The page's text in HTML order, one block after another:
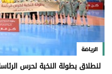
الرياضة
لنطلاق بطولة النخبة لحرس